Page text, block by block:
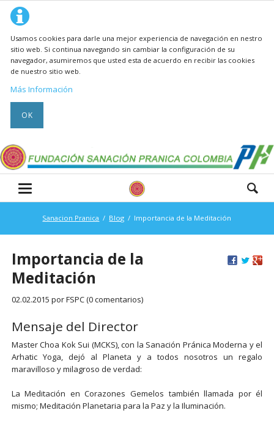
Usamos cookies para darle una mejor experiencia de navegación en nestro
sitio web. Si continua navegando sin cambiar la configuración de su
navegador, asumiremos que usted esta de acuerdo en recibir las cookies
de nuestro sitio web.
Más Información
OK
Sanacion Pranica Blog Importancia de la Meditación
Importancia de la
Meditación
02.02.2015 por FSPC (0 comentarios)
Mensaje del Director
Master Choa Kok Sui (MCKS), con la Sanación Pránica Moderna y el
Arhatic Yoga, dejó al Planeta y a todos nosotros un regalo
maravilloso y milagroso de verdad:
La Meditación en Corazones Gemelos también llamada por él
mismo; Meditación Planetaria para la Paz y la Iluminación.